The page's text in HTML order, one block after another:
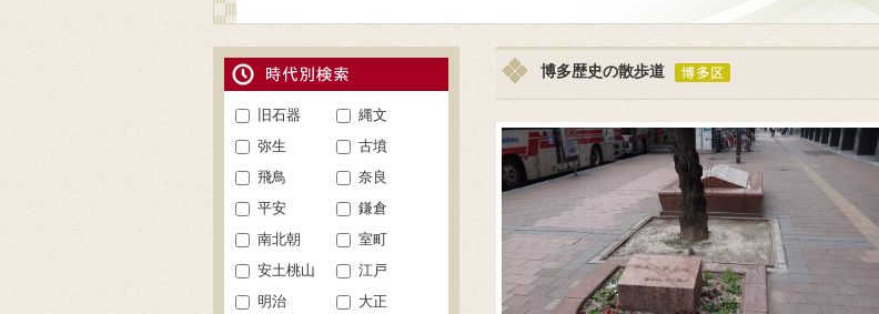
博多歴史の散歩道
旧石器
縄文
弥生
古墳
飛鳥
奈良
平安
鎌倉
南北朝
室町
安土桃山
江戸
明治
大正